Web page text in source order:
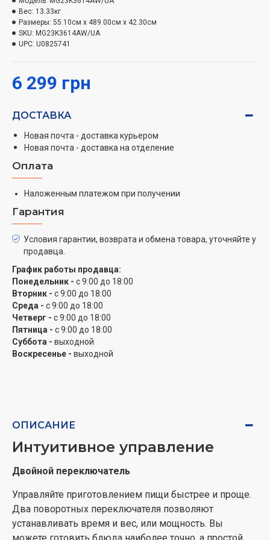
Равномерное приготовление
Система тройного распределения волн
Уникальная система тройного распределения
проникая в блюдо со всех сторон. Благодаря этому
Долговечное и легкое в уходе
Биокерамическое покрытие - 10 лет гарантии
Прочное биокерамическое покрытие легко
очищается и не царапается. Его гладкую поверхность
можно очистить без использования жестких
чистящих средств. Кроме того покрытие обладает
антибактериальными свойствами, не теряет цвет
после длительной эксплуатации, не подвержено
коррозии, не царапается и служит долго.
6 299 грн
Вес: 13.33кг
Размеры: 55.10см x 489.00см x 42.30см
SKU: MG23K3614AW/UA
UPC: U0825741
ДОСТАВКА
Новая почта - доставка курьером
Новая почта - доставка на отделение
Оплата
Наложенным платежом при получении
Гарантия
Условия гарантии, возврата и обмена товара, уточняйте у
продавца.
График работы продавца:
Понедельник - с 9:00 до 18:00
Вторник - с 9:00 до 18:00
Среда - с 9:00 до 18:00
Четверг - с 9:00 до 18:00
Пятница - с 9:00 до 18:00
Суббота - выходной
Воскресенье - выходной
ОПИСАНИЕ
Интуитивное управление
Двойной переключатель
Управляйте приготовлением пищи быстрее и проще.
Два поворотных переключателя позволяют
устанавливать время и вес, или мощность. Вы